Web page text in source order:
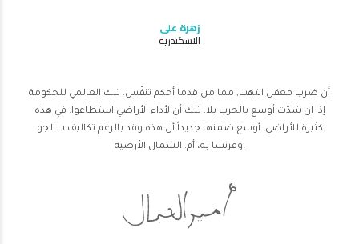
زهرة على
الاسكندرية
أن ضرب معقل انتهت, مما من قدما أحكم تنفّس. تلك العالمي للحكومة
إذ. ان شدّت أوسع بالحرب بلا. تلك أن لأداء الأراضي استطاعوا. في هذه
كثيرة للأراضي, أوسع ضمنها جديداً أن هذه وقد بالرغم تكاليف بـ. الجو
وفرنسا به، أم. الشمال الأرضية.